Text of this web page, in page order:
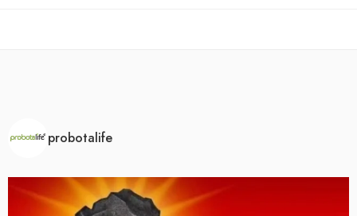
probotalife